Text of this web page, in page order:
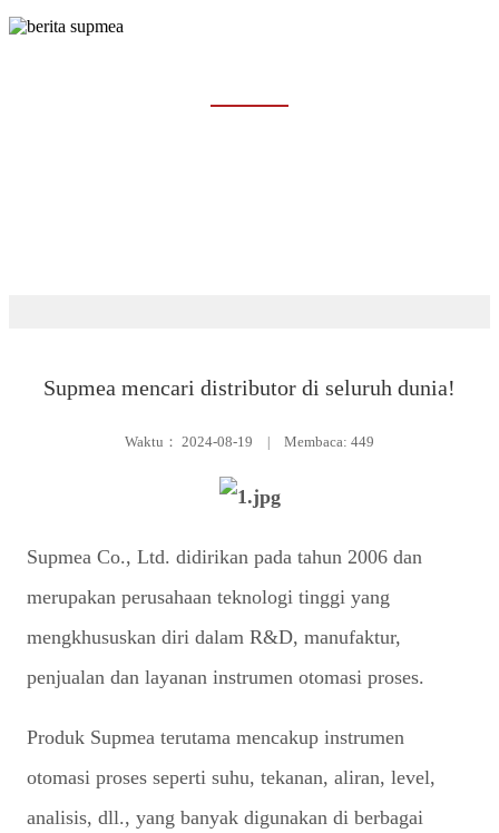
Supmea mencari distributor di seluruh dunia!
Waktu： 2024-08-19 | Membaca: 449
Supmea Co., Ltd. didirikan pada tahun 2006 dan
merupakan perusahaan teknologi tinggi yang
mengkhususkan diri dalam R&D, manufaktur,
penjualan dan layanan instrumen otomasi proses.
Produk Supmea terutama mencakup instrumen
otomasi proses seperti suhu, tekanan, aliran, level,
analisis, dll., yang banyak digunakan di berbagai